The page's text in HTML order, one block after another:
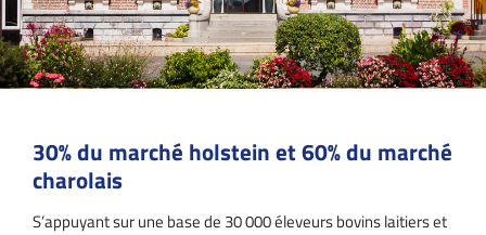
30% du marché holstein et 60% du marché
charolais
S’appuyant sur une base de 30 000 éleveurs bovins laitiers et